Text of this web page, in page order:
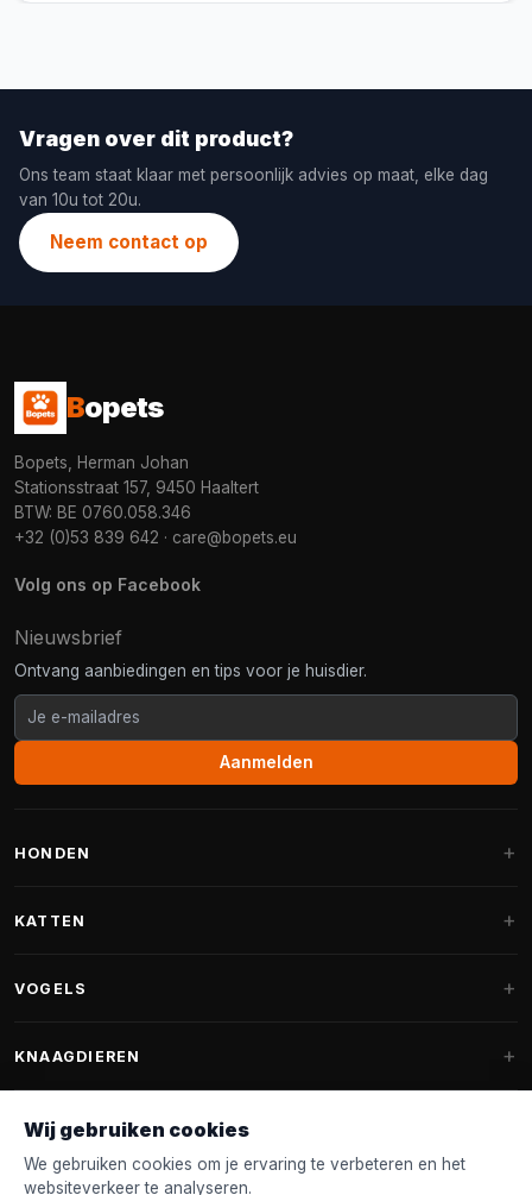
Vragen over dit product?
Ons team staat klaar met persoonlijk advies op maat, elke dag
van 10u tot 20u.
Neem contact op
Bopets
Bopets, Herman Johan
Stationsstraat 157, 9450 Haaltert
BTW: BE 0760.058.346
+32 (0)53 839 642 · care@bopets.eu
Volg ons op Facebook
Nieuwsbrief
Ontvang aanbiedingen en tips voor je huisdier.
Aanmelden
HONDEN
Fantail hondenmanden
Hondenspeelgoed
Halsband & Lijn
KATTEN
Krabpalen voor Maine Coon
VOGELS
Vogelvoer binnenvogels
Voederhuisjes
Nestkastjes & Nesting
KNAAGDIEREN
Knaagdierenvoer
Wij gebruiken cookies
We gebruiken cookies om je ervaring te verbeteren en het
websiteverkeer te analyseren.